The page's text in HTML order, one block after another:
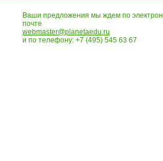
Ваши предложения мы ждем по
почте
webmaster@planetaedu.ru
и по телефону: +7 (495) 545 63 67